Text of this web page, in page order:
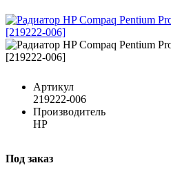
Артикул
219222-006
Производитель
HP
Под заказ